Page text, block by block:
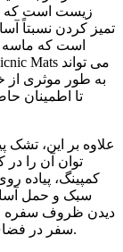
زیست است که
تمیز کردن نسبتاً
است که ماسه
به طور موثری
تا اطمینان
علاوه بر این،
توان آن را
کمپینگ، پیاده
سبک و حمل
دیدن ظروف سفره و
سفر در فضای باز شما را هوشمندتر، ساده تر و راحت تر کند.